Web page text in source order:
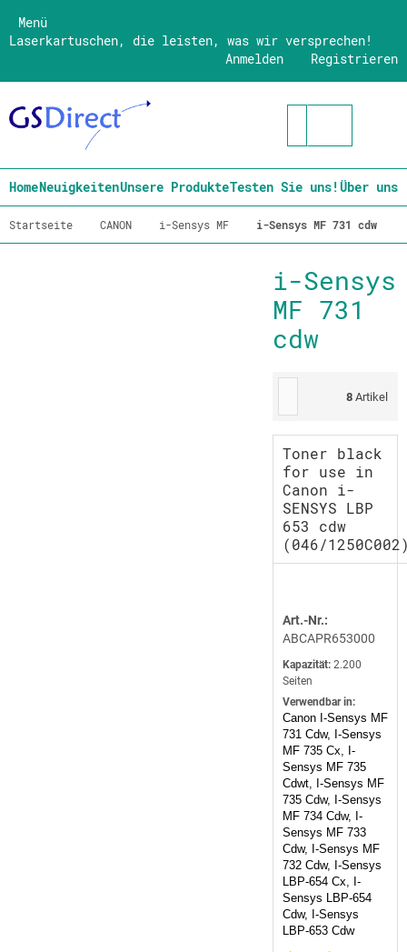
Menü
Laserkartuschen, die leisten, was wir versprechen!
Registrieren
Anmelden
HomeNeuigkeitenUnsere ProdukteTesten Sie uns!Über uns
Startseite CANON i-Sensys MF i-Sensys MF 731 cdw
i-Sensys
MF 731
cdw
8 Artikel
Toner black
for use in
Canon i-
SENSYS LBP
653 cdw
(046/
Art.-Nr.:
ABCAPR653000
Kapazität: 2.200
Seiten
Verwendbar in:
Canon I-Sensys MF
731 Cdw, I-Sensys
MF 735 Cx, I-
Sensys MF 735
Cdwt, I-Sensys MF
735 Cdw, I-Sensys
MF 734 Cdw, I-
Sensys MF 733
Cdw, I-Sensys MF
732 Cdw, I-Sensys
LBP-654 Cx, I-
Sensys LBP-654
Cdw, I-Sensys
LBP-653 Cdw